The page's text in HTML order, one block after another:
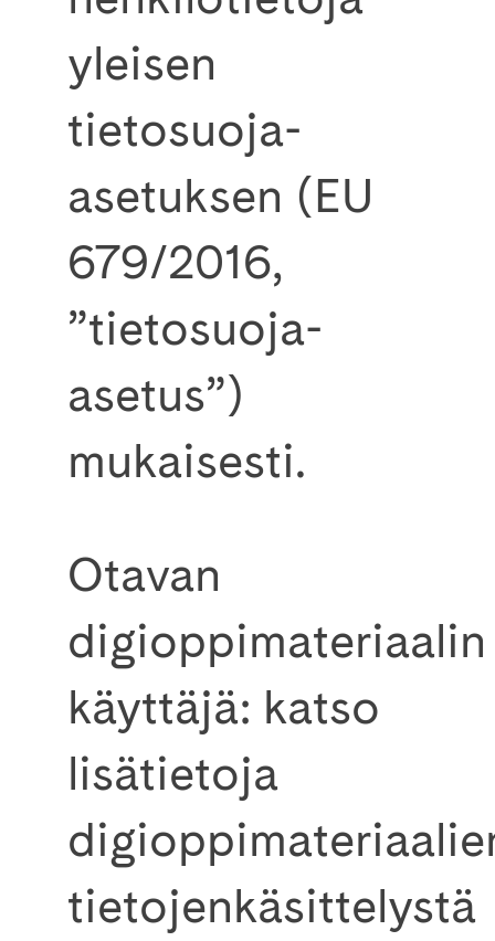
yleisen
tietosuoja-
asetuksen (EU
679/2016,
”tietosuoja-
asetus”)
mukaisesti.
Otavan
digioppimateriaalin
käyttäjä: katso
lisätietoja
tietojenkäsittelystä